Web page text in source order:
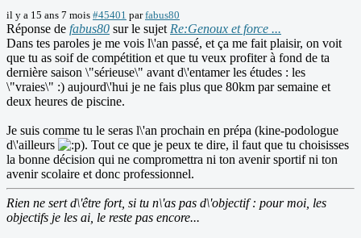
il y a 15 ans 7 mois #45401 parfabus80
Réponse de fabus80 sur le sujet Re:Genoux et force ...
Dans tes paroles je me vois l\'an passé, et ça me fait plaisir, on voit
que tu as soif de compétition et que tu veux profiter à fond de ta
dernière saison \"sérieuse\" avant d\'entamer les études : les
\"vraies\" :) aujourd\'hui je ne fais plus que 80km par semaine et
deux heures de piscine.
Je suis comme tu le seras l\'an prochain en prépa (kine-podologue
d\'ailleurs
). Tout ce que je peux te dire, il faut que tu choisisses
la bonne décision qui ne compromettra ni ton avenir sportif ni ton
avenir scolaire et donc professionnel.
Rien ne sert d\'être fort, si tu n\'as pas d\'objectif : pour moi, les
objectifs je les ai, le reste pas encore...